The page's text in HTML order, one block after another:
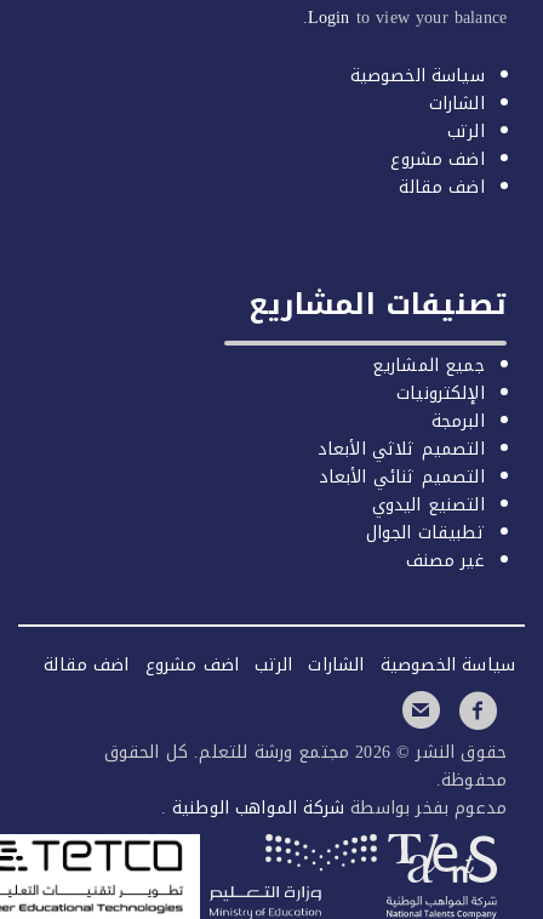
Loginto view your
سياسة الخصوصية
الشارات
الرتب
اضف مشروع
اضف مقالة
المشاريع
جميع المشاريع
الإلكترونيات
البرمجة
التصميم ثلاثي الأبعاد
التصميم ثنائي الأبعاد
التصنيع اليدوي
تطبيقات الجوال
غير مصنف
الخصوصية الشارات الرتب اضف مشروع اضف مقالة
حقوق النشر © 2026 مجتمع ورشة للتعلم. كل الحقوق
بفخر بواسطةشركة المواهب الوطنية.